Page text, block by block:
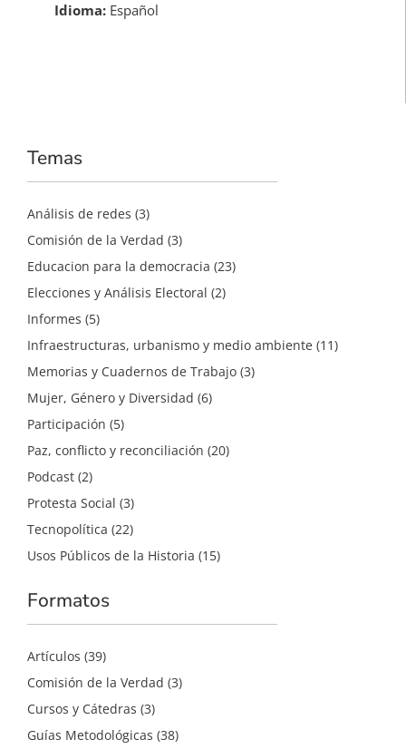
Idioma: Español
Temas
Análisis de redes (3)
Comisión de la Verdad (3)
Educacion para la democracia (23)
Elecciones y Análisis Electoral (2)
Informes (5)
Infraestructuras, urbanismo y medio ambiente (11)
Memorias y Cuadernos de Trabajo (3)
Mujer, Género y Diversidad (6)
Participación (5)
Paz, conflicto y reconciliación (20)
Podcast (2)
Protesta Social (3)
Tecnopolítica (22)
Usos Públicos de la Historia (15)
Formatos
Artículos (39)
Comisión de la Verdad (3)
Cursos y Cátedras (3)
Guías Metodológicas (38)